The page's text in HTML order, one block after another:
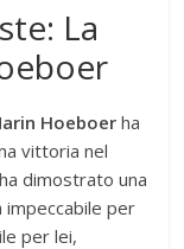
La
Hoeboer ha
vittoria nel
dimostrato una
impeccabile per
per lei,